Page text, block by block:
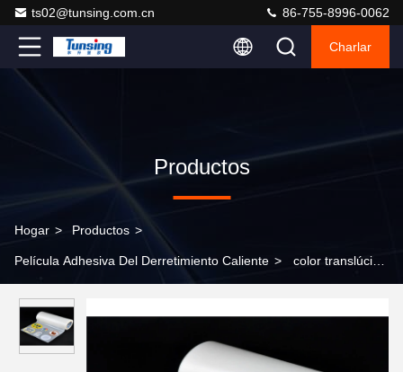
ts02@tunsing.com.cn 86-755-8996-0062
Charlar
Productos
Hogar > Productos >
Película Adhesiva Del Derretimiento Caliente > color translúcido
derretimiento del PES el 100cm ancho de los 50cm